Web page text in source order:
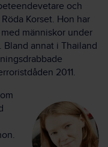
och
Korset. Hon har
människor under
Bland annat i Thailand
2011.